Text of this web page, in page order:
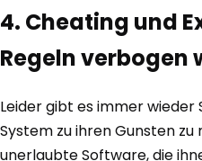
4. Cheating und
Regeln verbogen
Leider gibt es immer wieder
System zu ihren Gunsten
unerlaubte Software, die